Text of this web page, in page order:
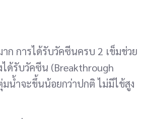
ก การได้รับวัคซีนครบ 2 เข็มช่วย
ด้รับวัคซีน (Breakthrough
น้ำจะขึ้นน้อยกว่าปกติ ไม่มีไข้สูง